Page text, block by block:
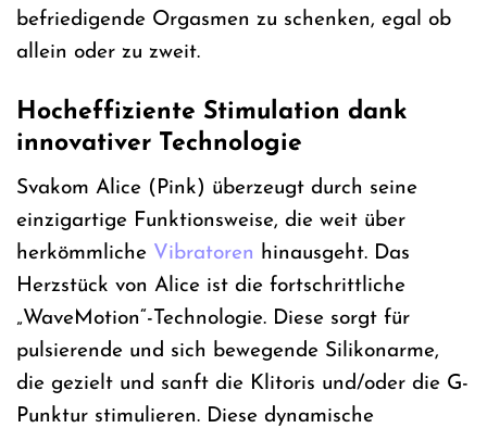
befriedigende Orgasmen zu schenken, egal ob
allein oder zu zweit.
Hocheffiziente Stimulation dank
innovativer Technologie
Svakom Alice (Pink) überzeugt durch seine
einzigartige Funktionsweise, die weit über
herkömmliche Vibratoren hinausgeht. Das
Herzstück von Alice ist die fortschrittliche
„WaveMotion“-Technologie. Diese sorgt für
pulsierende und sich bewegende Silikonarme,
die gezielt und sanft die Klitoris und/oder die G-
Punktur stimulieren. Diese dynamische